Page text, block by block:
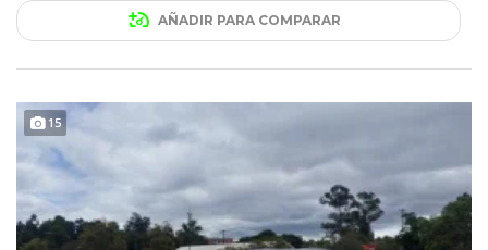
AÑADIR PARA COMPARAR
15